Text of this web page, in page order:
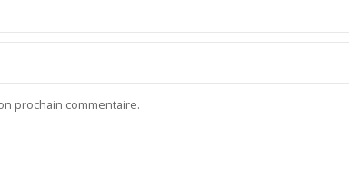
prochain commentaire.